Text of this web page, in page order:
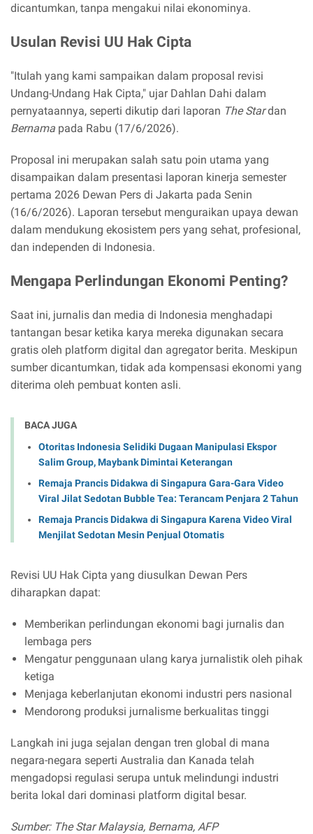
dicantumkan, tanpa mengakui nilai ekonominya.
Usulan Revisi UU Hak Cipta
"Itulah yang kami sampaikan dalam proposal revisi
Undang-Undang Hak Cipta," ujar Dahlan Dahi dalam
pernyataannya, seperti dikutip dari laporan The Stardan
Bernama pada Rabu (17/6/2026).
Proposal ini merupakan salah satu poin utama yang
disampaikan dalam presentasi laporan kinerja semester
pertama 2026 Dewan Pers di Jakarta pada Senin
(16/6/2026). Laporan tersebut menguraikan upaya dewan
dalam mendukung ekosistem pers yang sehat, profesional,
dan independen di Indonesia.
Mengapa Perlindungan Ekonomi Penting?
Saat ini, jurnalis dan media di Indonesia menghadapi
tantangan besar ketika karya mereka digunakan secara
gratis oleh platform digital dan agregator berita. Meskipun
sumber dicantumkan, tidak ada kompensasi ekonomi yang
diterima oleh pembuat konten asli.
BACA JUGA
Otoritas Indonesia Selidiki Dugaan Manipulasi Ekspor
Salim Group, Maybank Dimintai Keterangan
Remaja Prancis Didakwa di Singapura Gara-Gara Video
Viral Jilat Sedotan Bubble Tea: Terancam Penjara 2 Tahun
Remaja Prancis Didakwa di Singapura Karena Video Viral
Menjilat Sedotan Mesin Penjual Otomatis
Revisi UU Hak Cipta yang diusulkan Dewan Pers
diharapkan dapat:
Memberikan perlindungan ekonomi bagi jurnalis dan
lembaga pers
Mengatur penggunaan ulang karya jurnalistik oleh pihak
ketiga
Menjaga keberlanjutan ekonomi industri pers nasional
Mendorong produksi jurnalisme berkualitas tinggi
Langkah ini juga sejalan dengan tren global di mana
negara-negara seperti Australia dan Kanada telah
mengadopsi regulasi serupa untuk melindungi industri
berita lokal dari dominasi platform digital besar.
Sumber: The Star Malaysia, Bernama, AFP